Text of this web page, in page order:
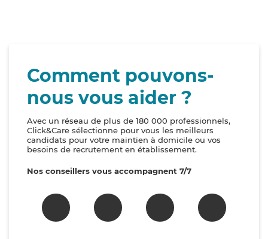
Comment pouvons-
nous vous aider ?
Avec un réseau de plus de 180 000 professionnels,
Click&Care sélectionne pour vous les meilleurs
candidats pour votre maintien à domicile ou vos
besoins de recrutement en établissement.
Nos conseillers vous accompagnent 7/7